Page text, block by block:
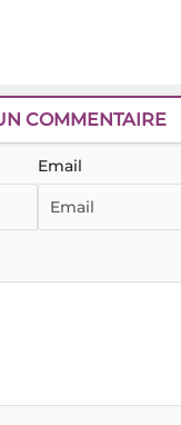
COMMENTAIRE
Email